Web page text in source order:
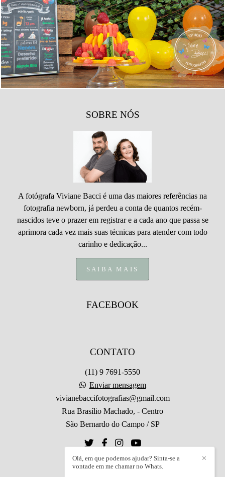
2025
SOBRE NÓS
A fotógrafa Viviane Bacci é uma das maiores referências na
fotografia newborn, já perdeu a conta de quantos recém-
nascidos teve o prazer em registrar e a cada ano que passa se
aprimora cada vez mais suas técnicas para atender com todo
carinho e dedicação...
SAIBA MAIS
FACEBOOK
CONTATO
(11) 9 7691-5550
Enviar mensagem
vivianebaccifotografias@gmail.com
Rua Brasílio Machado, - Centro
São Bernardo do Campo / SP
✕
Olá, em que podemos ajudar? Sinta-se a
vontade em me chamar no Whats.